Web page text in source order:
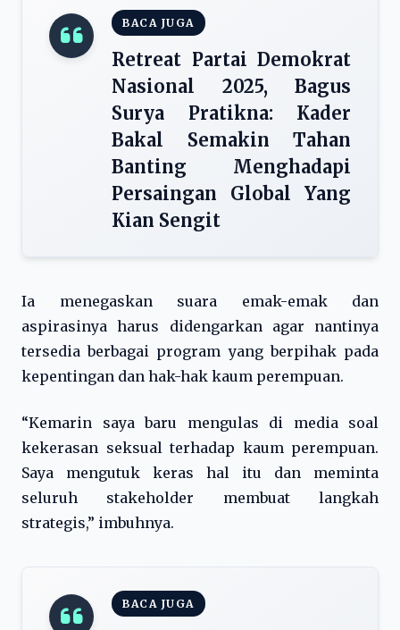
BACA JUGA
Retreat Partai Demokrat
Nasional 2025, Bagus
Surya Pratikna: Kader
Bakal Semakin Tahan
Banting Menghadapi
Persaingan Global Yang
Kian Sengit
Ia menegaskan suara emak-emak dan
aspirasinya harus didengarkan agar nantinya
tersedia berbagai program yang berpihak pada
kepentingan dan hak-hak kaum perempuan.
“Kemarin saya baru mengulas di media soal
kekerasan seksual terhadap kaum perempuan.
Saya mengutuk keras hal itu dan meminta
seluruh stakeholder membuat langkah
strategis,” imbuhnya.
BACA JUGA